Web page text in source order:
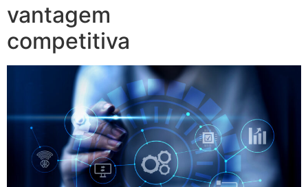
vantagem
competitiva